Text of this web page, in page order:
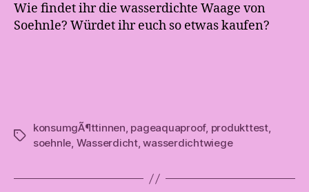
Wie findet ihr die wasserdichte Waage von
Soehnle? Würdet ihr euch so etwas kaufen?
Schlagwörter
konsumgÃ¶ttinnen, pageaquaproof, produkttest,
soehnle, Wasserdicht,wasserdichtwiege
n
A
d